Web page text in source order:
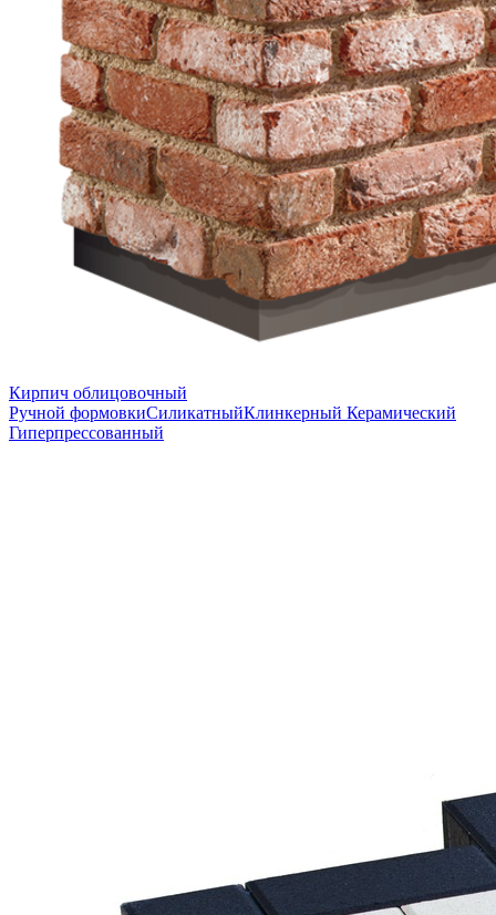
Кирпич облицовочный
Ручной формовкиСиликатныйКлинкерный Керамический
Гиперпрессованный